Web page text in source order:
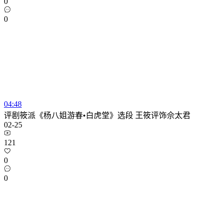
0
04:48
评剧筱派《杨八姐游春•白虎堂》选段 王筱评饰佘太君
02-25
121
0
0